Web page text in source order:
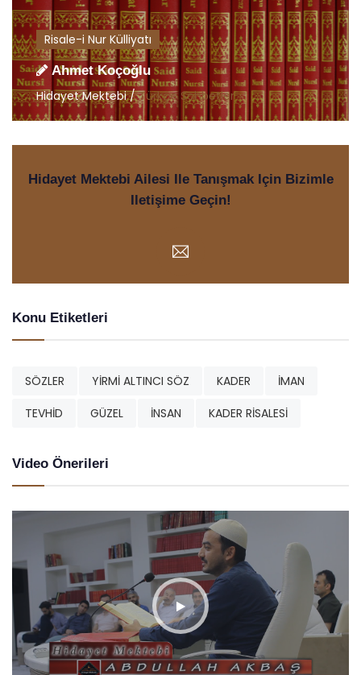
Risale-i Nur Külliyatı
Ahmet Koçoğlu
Hidayet Mektebi /Türkçe Sohbetler
Hidayet Mektebi Ailesi Ile Tanışmak Için Bizimle
Iletişime Geçin!
Konu Etiketleri
SÖZLER YİRMİ ALTINCI SÖZ KADER
İMAN
TEVHİD
GÜZEL İNSAN KADER RİSALESİ
Video Önerileri